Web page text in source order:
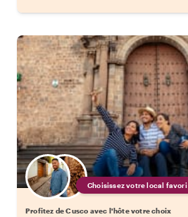
Choisissez votre local favori
Profitez de Cusco avec l'hôte votre choix